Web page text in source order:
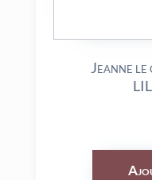
Jeanne le